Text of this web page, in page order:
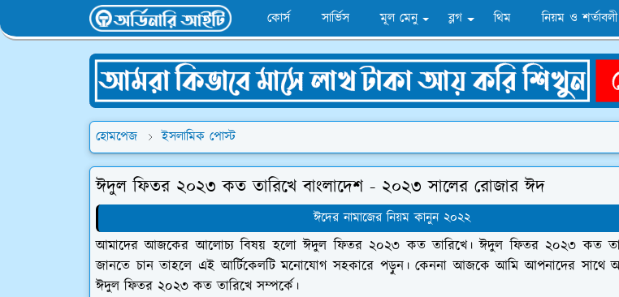
কোর্স সার্ভিস মূল মেনু ব্লগ থিম নিয়ম ও শর্তাবলী
হোমপেজ ইসলামিক পোস্ট
ঈদুল ফিতর ২০২৩ কত তারিখে বাংলাদেশ - ২০২৩ সালের রোজার ঈদ
ঈদের নামাজের নিয়ম কানুন ২০২২
আমাদের আজকের আলোচ্য বিষয় হলো ঈদুল ফিতর ২০২৩ কত তারিখে। ঈদুল ফিতর ২০২৩ কত
জানতে চান তাহলে এই আর্টিকেলটি মনোযোগ সহকারে পড়ুন। কেননা আজকে আমি আপনাদের সাথে
ঈদুল ফিতর ২০২৩ কত তারিখে সম্পর্কে।